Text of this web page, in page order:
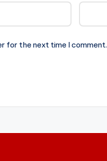
for the next time I comment.